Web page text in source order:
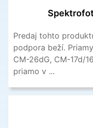
Predaj tohto
podpora beží.
CM-26dG, CM-17d/
priamo v ...